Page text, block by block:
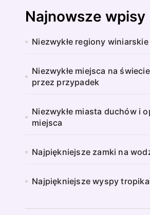
Najnowsze wpisy
Niezwykłe regiony
Niezwykłe miejsca na
przez przypadek
Niezwykłe miasta duchów i
miejsca
Najpiękniejsze zamki na
Najpiękniejsze wyspy